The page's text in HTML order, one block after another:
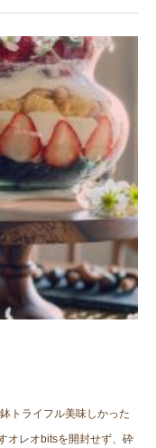
トライフル美味しかった
オレオbitsを開封せず、砕